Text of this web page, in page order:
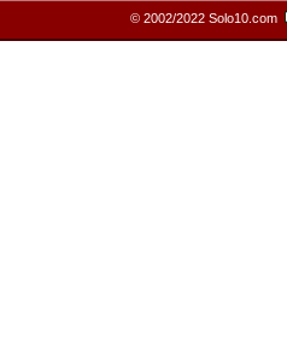
© 2002/2022 Solo10.com